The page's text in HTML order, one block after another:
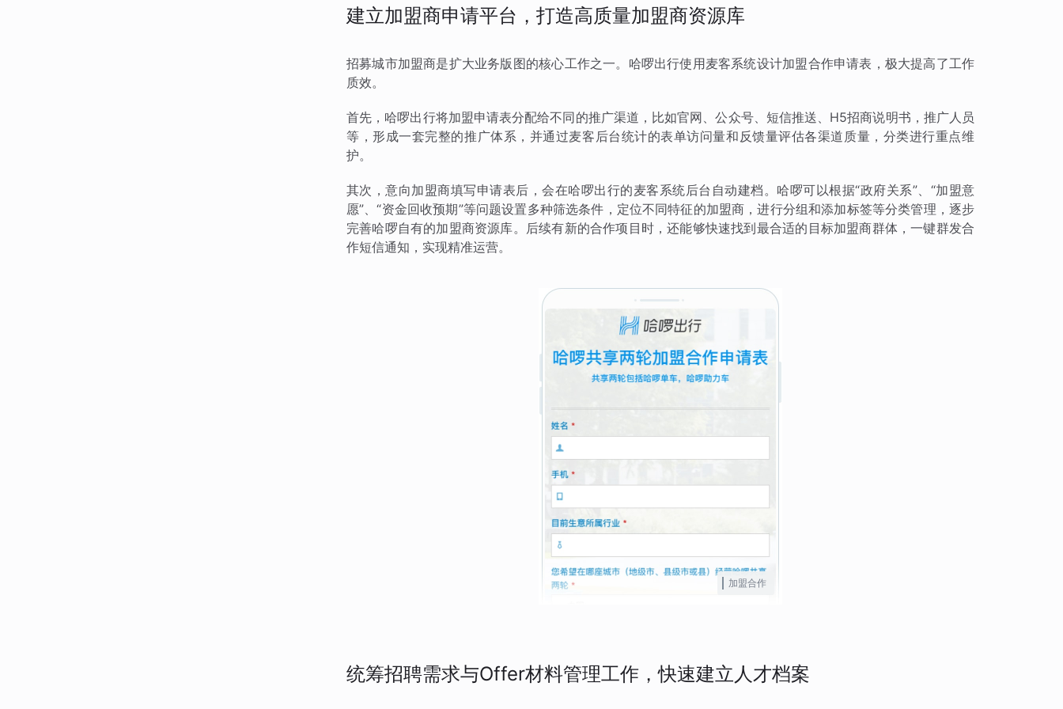
建立加盟商申请平台，打造高质量加盟商资源库
招募城市加盟商是扩大业务版图的核心工作之一。哈啰出行使用麦客系统设计加盟合作申请表，极大提高了工作
质效。
首先，哈啰出行将加盟申请表分配给不同的推广渠道，比如官网、公众号、短信推送、H5招商说明书，推广人员
等，形成一套完整的推广体系，并通过麦客后台统计的表单访问量和反馈量评估各渠道质量，分类进行重点维
护。
其次，意向加盟商填写申请表后，会在哈啰出行的麦客系统后台自动建档。哈啰可以根据“政府关系”、“加盟意
愿”、“资金回收预期”等问题设置多种筛选条件，定位不同特征的加盟商，进行分组和添加标签等分类管理，逐步
完善哈啰自有的加盟商资源库。后续有新的合作项目时，还能够快速找到最合适的目标加盟商群体，一键群发合
作短信通知，实现精准运营。
加盟合作
统筹招聘需求与Offer材料管理工作，快速建立人才档案